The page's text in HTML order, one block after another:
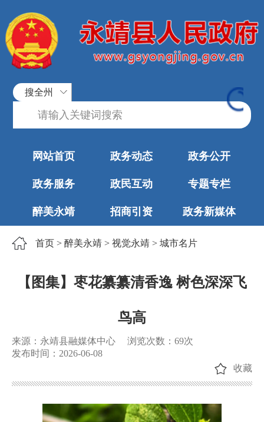
搜全州
网站首页 政务动态 政务公开
政务服务 政民互动 专题专栏
醉美永靖 招商引资 政务新媒体
首页 > 醉美永靖 > 视觉永靖 > 城市名片
【图集】枣花纂纂清香逸 树色深深飞
鸟高
来源：永靖县融媒体中心 浏览次数： 69次
发布时间：2026-06-08
收藏